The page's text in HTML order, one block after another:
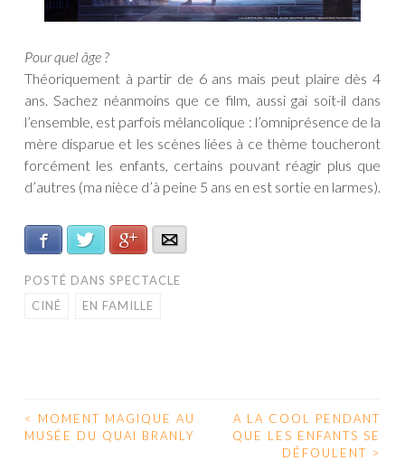
Pour quel âge ?
Théoriquement à partir de 6 ans mais peut plaire dès 4
ans. Sachez néanmoins que ce film, aussi gai soit-il dans
l’ensemble, est parfois mélancolique : l’omniprésence de la
mère disparue et les scènes liées à ce thème toucheront
forcément les enfants, certains pouvant réagir plus que
d’autres (ma nièce d’à peine 5 ans en est sortie en larmes).
FacebookTwitterGoogle+
POSTÉ DANS SPECTACLE
CINÉ
EN FAMILLE
NAVIGATION DES ARTICLES
<
MOMENT MAGIQUE AU
MUSÉE DU QUAI BRANLY
A LA COOL PENDANT
QUE LES ENFANTS SE
DÉFOULENT >